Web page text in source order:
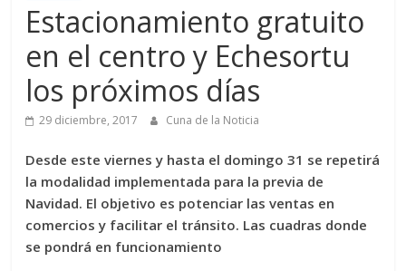
Estacionamiento gratuito
en el centro y Echesortu
los próximos días
29 diciembre, 2017 Cuna de la Noticia
Desde este viernes y hasta el domingo 31 se repetirá
la modalidad implementada para la previa de
Navidad. El objetivo es potenciar las ventas en
comercios y facilitar el tránsito. Las cuadras donde
se pondrá en funcionamiento